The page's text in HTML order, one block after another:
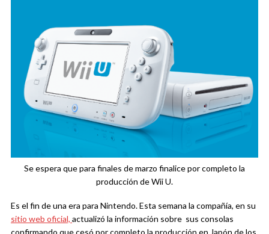
Se espera que para finales de marzo finalice por completo la
producción de Wii U.
Es el fin de una era para Nintendo. Esta semana la compañía, en su
sitio web oficial, actualizó la información sobre sus consolas
confirmando que cesó por completo la producción en Japón de los